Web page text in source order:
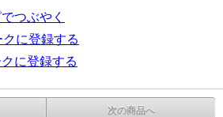
つぶやく
に登録する
に登録する
次の商品へ